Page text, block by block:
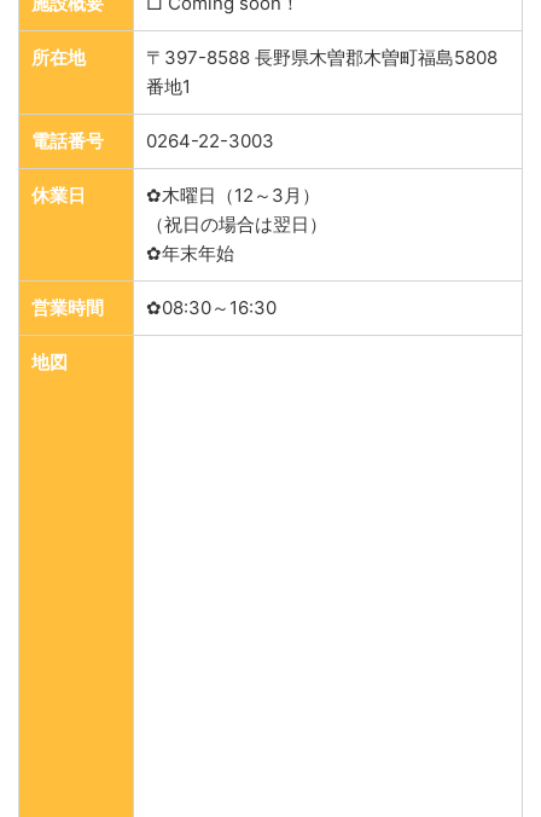
所在地
〒397-8588 長野県木曽郡木曽町福島5808
番地1
電話番号 0264-22-3003
休業日
✿木曜日（12～3月）
（祝日の場合は翌日）
✿年末年始
営業時間 ✿08:30～16:30
地図